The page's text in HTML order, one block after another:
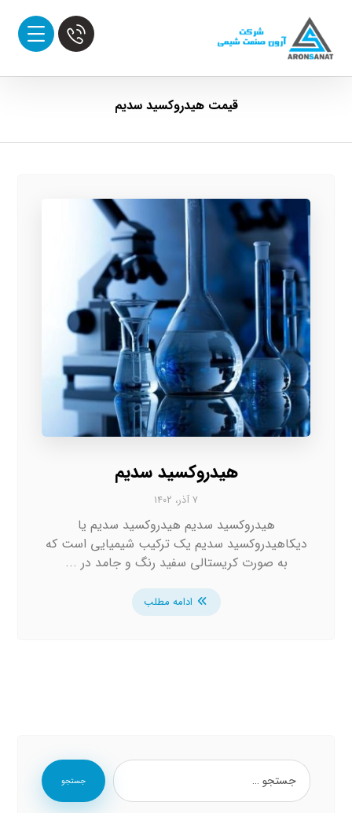
قیمت هیدروکسید سدیم
هیدروکسید سدیم
۷ آذر، ۱۴۰۲
هیدروکسید سدیم هیدروکسید سدیم یا
دیکاهیدروکسید سدیم یک ترکیب شیمیایی است که
به صورت کریستالی سفید رنگ و جامد در ...
ادامه مطلب
جستجو